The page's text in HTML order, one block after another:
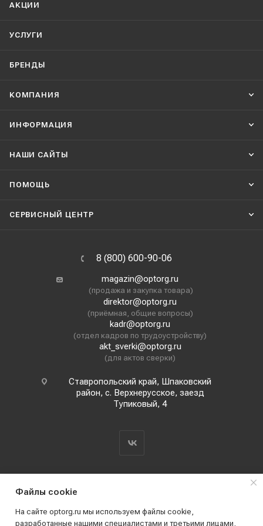
АКЦИИ
УСЛУГИ
БРЕНДЫ
КОМПАНИЯ
ИНФОРМАЦИЯ
НАШИ CАЙТЫ
ПОМОЩЬ
СЕРВИСНЫЙ ЦЕНТР
8 (800) 600-90-06
magazin@optorg.ru
(продажа и закупка товара)
direktor@optorg.ru
(приёмная, общие вопросы)
kadr@optorg.ru
(отдел кадров по трудоустройству)
akt_sverki@optorg.ru
(для актов сверки)
Ставропольский край, Шпаковский
район, с. Верхнерусское, заезд
Тупиковый, 4
Файлы cookie
На сайте optorg.ru мы используем файлы cookie,
разработанные нашими специалистами и третьими лицами,